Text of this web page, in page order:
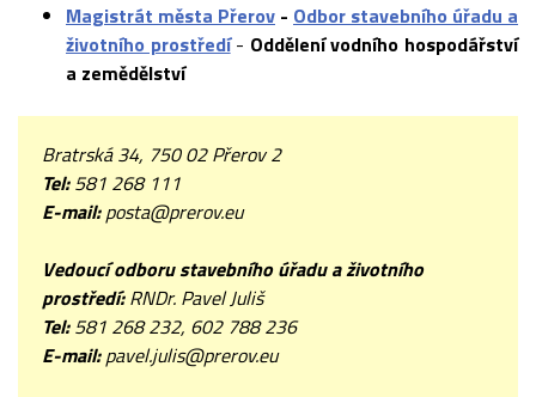
Magistrát města Přerov - Odbor stavebního úřadu a
životního prostředí- Oddělení vodního hospodářství
a zemědělství
Bratrská 34, 750 02 Přerov 2
Tel:581 268 111
E-mail:posta@prerov.eu
Vedoucí odboru stavebního úřadu a životního
prostředí:RNDr. Pavel Juliš
Tel:581 268 232, 602 788 236
E-mail:pavel.julis@prerov.eu